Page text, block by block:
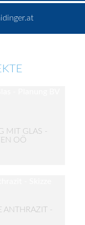
MIT GLAS -
OÖ
ANTHRAZIT -